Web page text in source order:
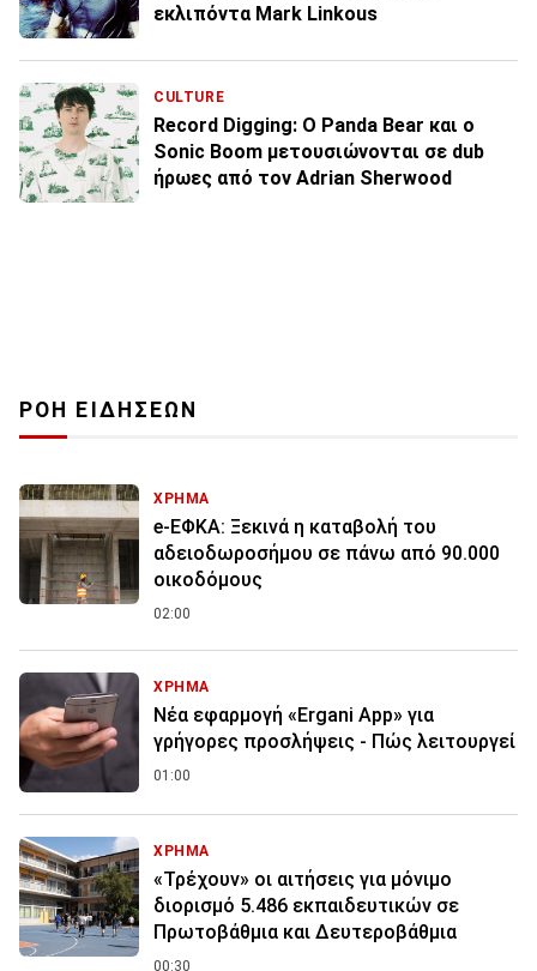
εκλιπόντα Mark Linkous
CULTURE
Record Digging: O Panda Bear και ο
Sonic Boom μετουσιώνονται σε dub
ήρωες από τον Adrian Sherwood
ΡΟΗ ΕΙΔΗΣΕΩΝ
ΧΡΗΜΑ
e-ΕΦΚΑ: Ξεκινά η καταβολή του
αδειοδωροσήμου σε πάνω από 90.000
οικοδόμους
02:00
ΧΡΗΜΑ
Νέα εφαρμογή «Ergani App» για
γρήγορες προσλήψεις - Πώς λειτουργεί
01:00
ΧΡΗΜΑ
«Τρέχουν» οι αιτήσεις για μόνιμο
διορισμό 5.486 εκπαιδευτικών σε
Πρωτοβάθμια και Δευτεροβάθμια
00:30